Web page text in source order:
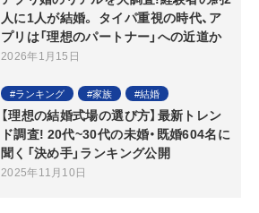
人に1人が結婚。 タイパ重視の時代、ア
プリは「理想のパートナー」への近道か
2026年1月15日
ランキング 家族 結婚
【理想の結婚式場の選び方】最新トレン
ド調査! 20代~30代の未婚・既婚604名に
聞く「決め手」ランキング公開
2025年11月10日